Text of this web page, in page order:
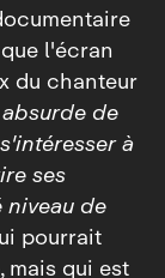
l'écran
du chanteur
de
à
ses
de
pourrait
mais qui est